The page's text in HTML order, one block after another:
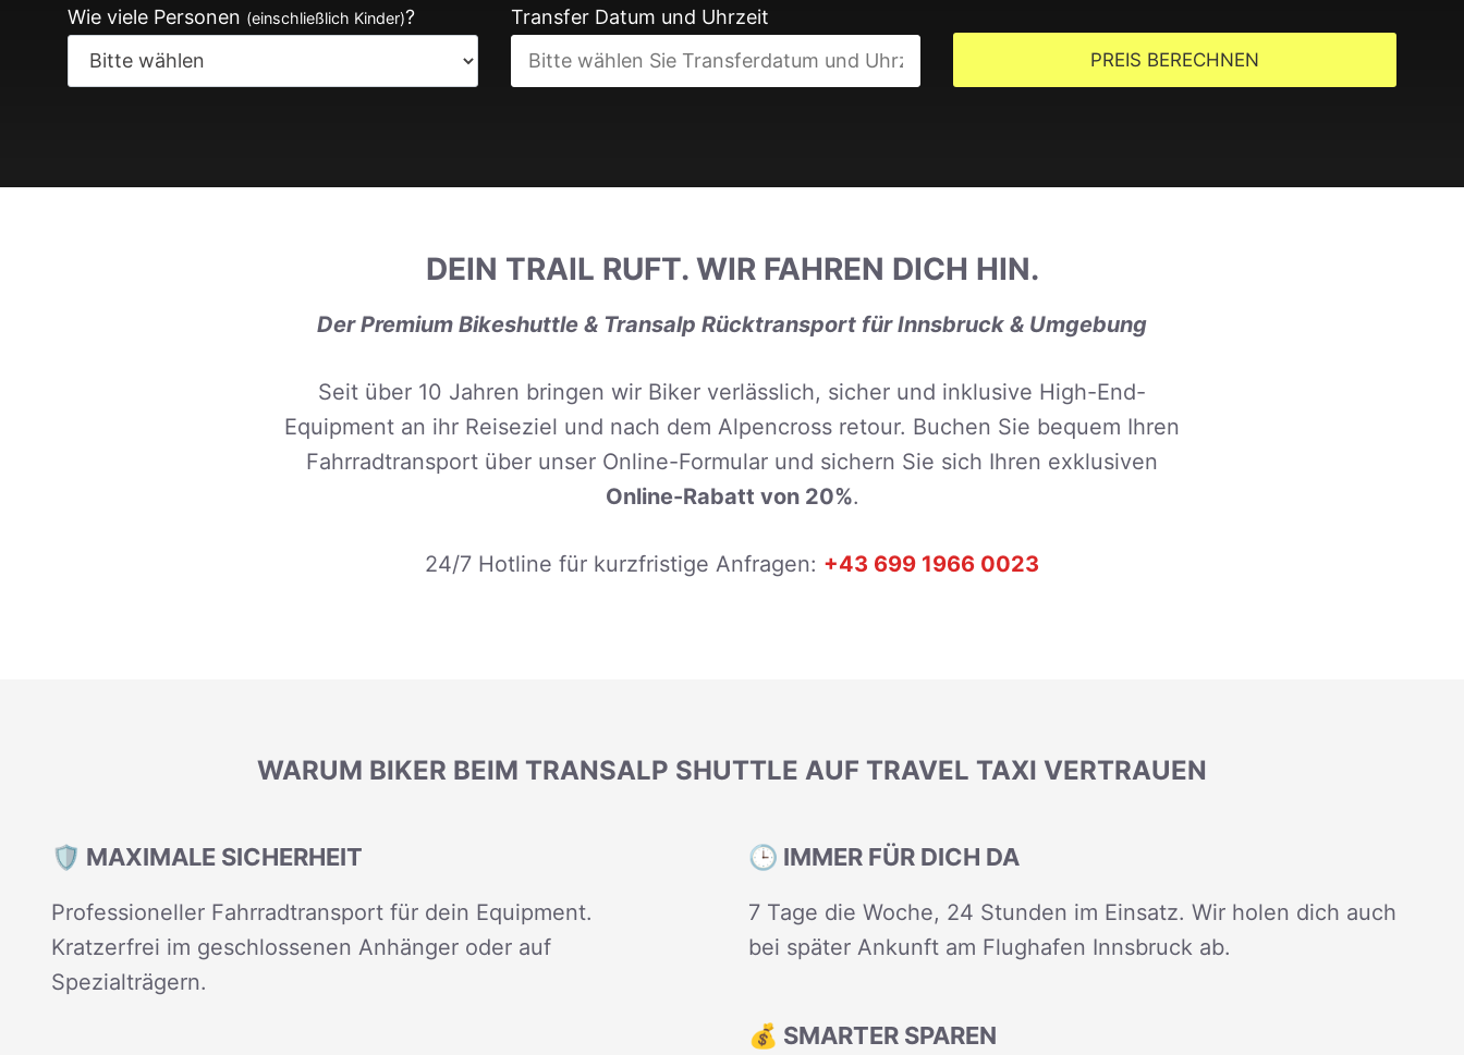
Wie viele Personen (einschließlich Kinder)? Transfer Datum und Uhrzeit
PREIS BERECHNEN
DEIN TRAIL RUFT. WIR FAHREN DICH HIN.
Der Premium Bikeshuttle & Transalp Rücktransport für Innsbruck & Umgebung
Seit über 10 Jahren bringen wir Biker verlässlich, sicher und inklusive High-End-
Equipment an ihr Reiseziel und nach dem Alpencross retour. Buchen Sie bequem Ihren
Fahrradtransport über unser Online-Formular und sichern Sie sich Ihren exklusiven
Online-Rabatt von 20%.
24/7 Hotline für kurzfristige Anfragen: +43 699 1966 0023
WARUM BIKER BEIM TRANSALP SHUTTLE AUF TRAVEL TAXI VERTRAUEN
🛡️ MAXIMALE SICHERHEIT
Professioneller Fahrradtransport für dein Equipment.
Kratzerfrei im geschlossenen Anhänger oder auf
Spezialträgern.
🕒 IMMER FÜR DICH DA
7 Tage die Woche, 24 Stunden im Einsatz. Wir holen dich auch
bei später Ankunft am Flughafen Innsbruck ab.
💰 SMARTER SPAREN